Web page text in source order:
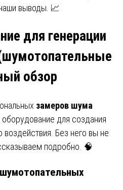
выводы. 📈
для генерации
обзор
замеров шума
оборудование для создания
воздействия. Без него вы не
подробно. 🧠